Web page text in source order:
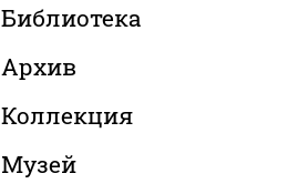
Библиотека
Архив
Коллекция
Музей